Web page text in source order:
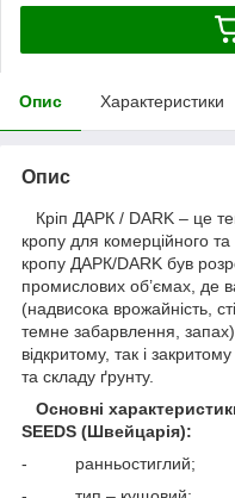
Опис Характеристики
Опис
Кріп ДАРК / DARK – це
кропу для комерційного
кропу ДАРК/DARK був
промислових об’ємах, де
(надвисока врожайність,
темне забарвлення,
відкритому, так і
та складу ґрунту.
Основні
SEEDS (Швейцарія):
- ранньостиглий;